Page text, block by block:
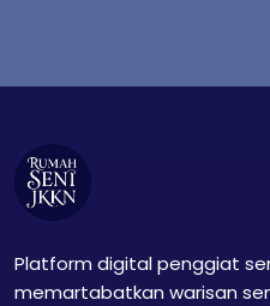
Platform digital penggiat
memartabatkan warisan